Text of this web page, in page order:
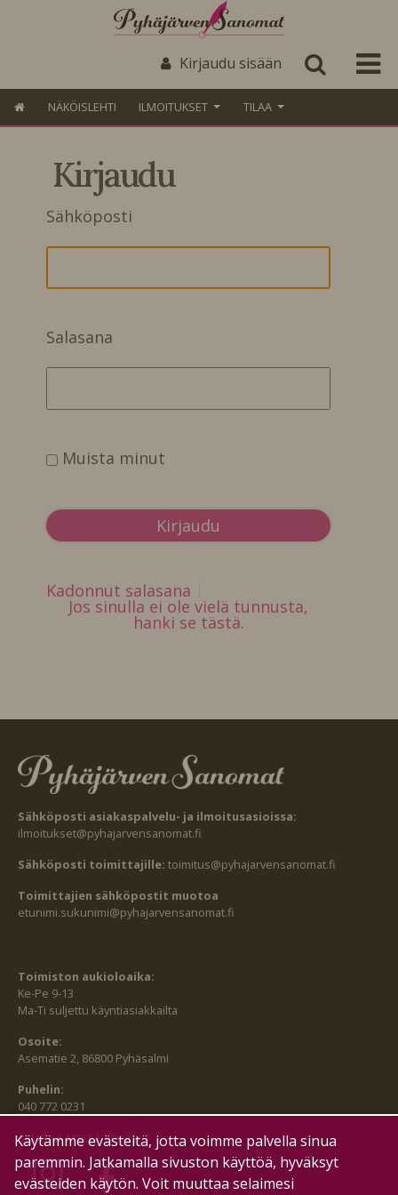
Kirjaudu sisään
NÄKÖISLEHTI ILMOITUKSET TILAA
Kirjaudu
Sähköposti
Salasana
Muista minut
Kadonnut salasana
Jos sinulla ei ole vielä tunnusta,
hanki se tästä.
Sähköposti asiakaspalvelu- ja ilmoitusasioissa:
ilmoitukset@pyhajarvensanomat.fi
Sähköposti toimittajille: toimitus@pyhajarvensanomat.fi
Toimittajien sähköpostit muotoa
etunimi.sukunimi@pyhajarvensanomat.fi
Toimiston aukioloaika:
Ke-Pe 9-13
Ma-Ti suljettu käyntiasiakkailta
Osoite:
Asematie 2, 86800 Pyhäsalmi
Puhelin:
040 772 0231
SEURAA MEITÄ MYÖS:
Käytämme evästeitä, jotta voimme palvella sinua
paremmin. Jatkamalla sivuston käyttöä, hyväksyt
evästeiden käytön. Voit muuttaa selaimesi